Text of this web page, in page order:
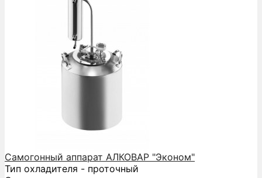
Самогонный аппарат АЛКОВАР "Эконом"
Тип охладителя - проточный